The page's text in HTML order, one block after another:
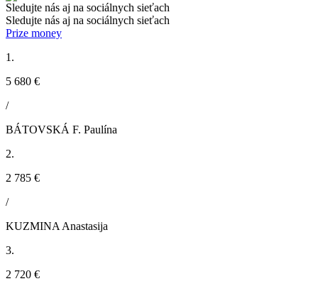
Sledujte nás aj na sociálnych sieťach
Sledujte nás aj na sociálnych sieťach
Prize money
1.
5 680 €
/
BÁTOVSKÁ F. Paulína
2.
2 785 €
/
KUZMINA Anastasija
3.
2 720 €